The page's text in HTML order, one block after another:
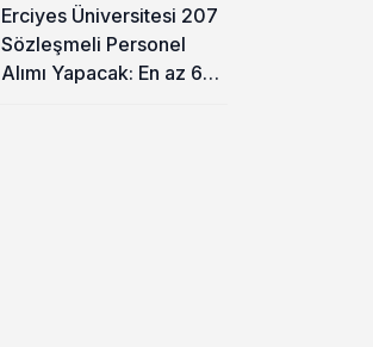
Erciyes Üniversitesi 207
Sözleşmeli Personel
Alımı Yapacak: En az 60